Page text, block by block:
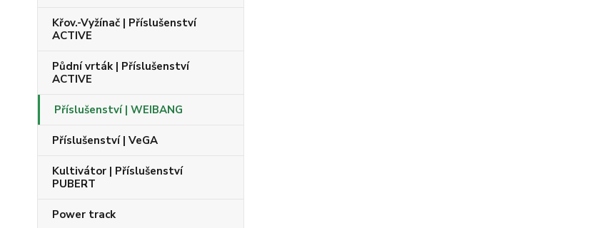
Křov.-Vyžínač | Příslušenství
ACTIVE
Půdní vrták | Příslušenství
ACTIVE
Příslušenství | WEIBANG
Příslušenství | VeGA
Kultivátor | Příslušenství
PUBERT
Power track